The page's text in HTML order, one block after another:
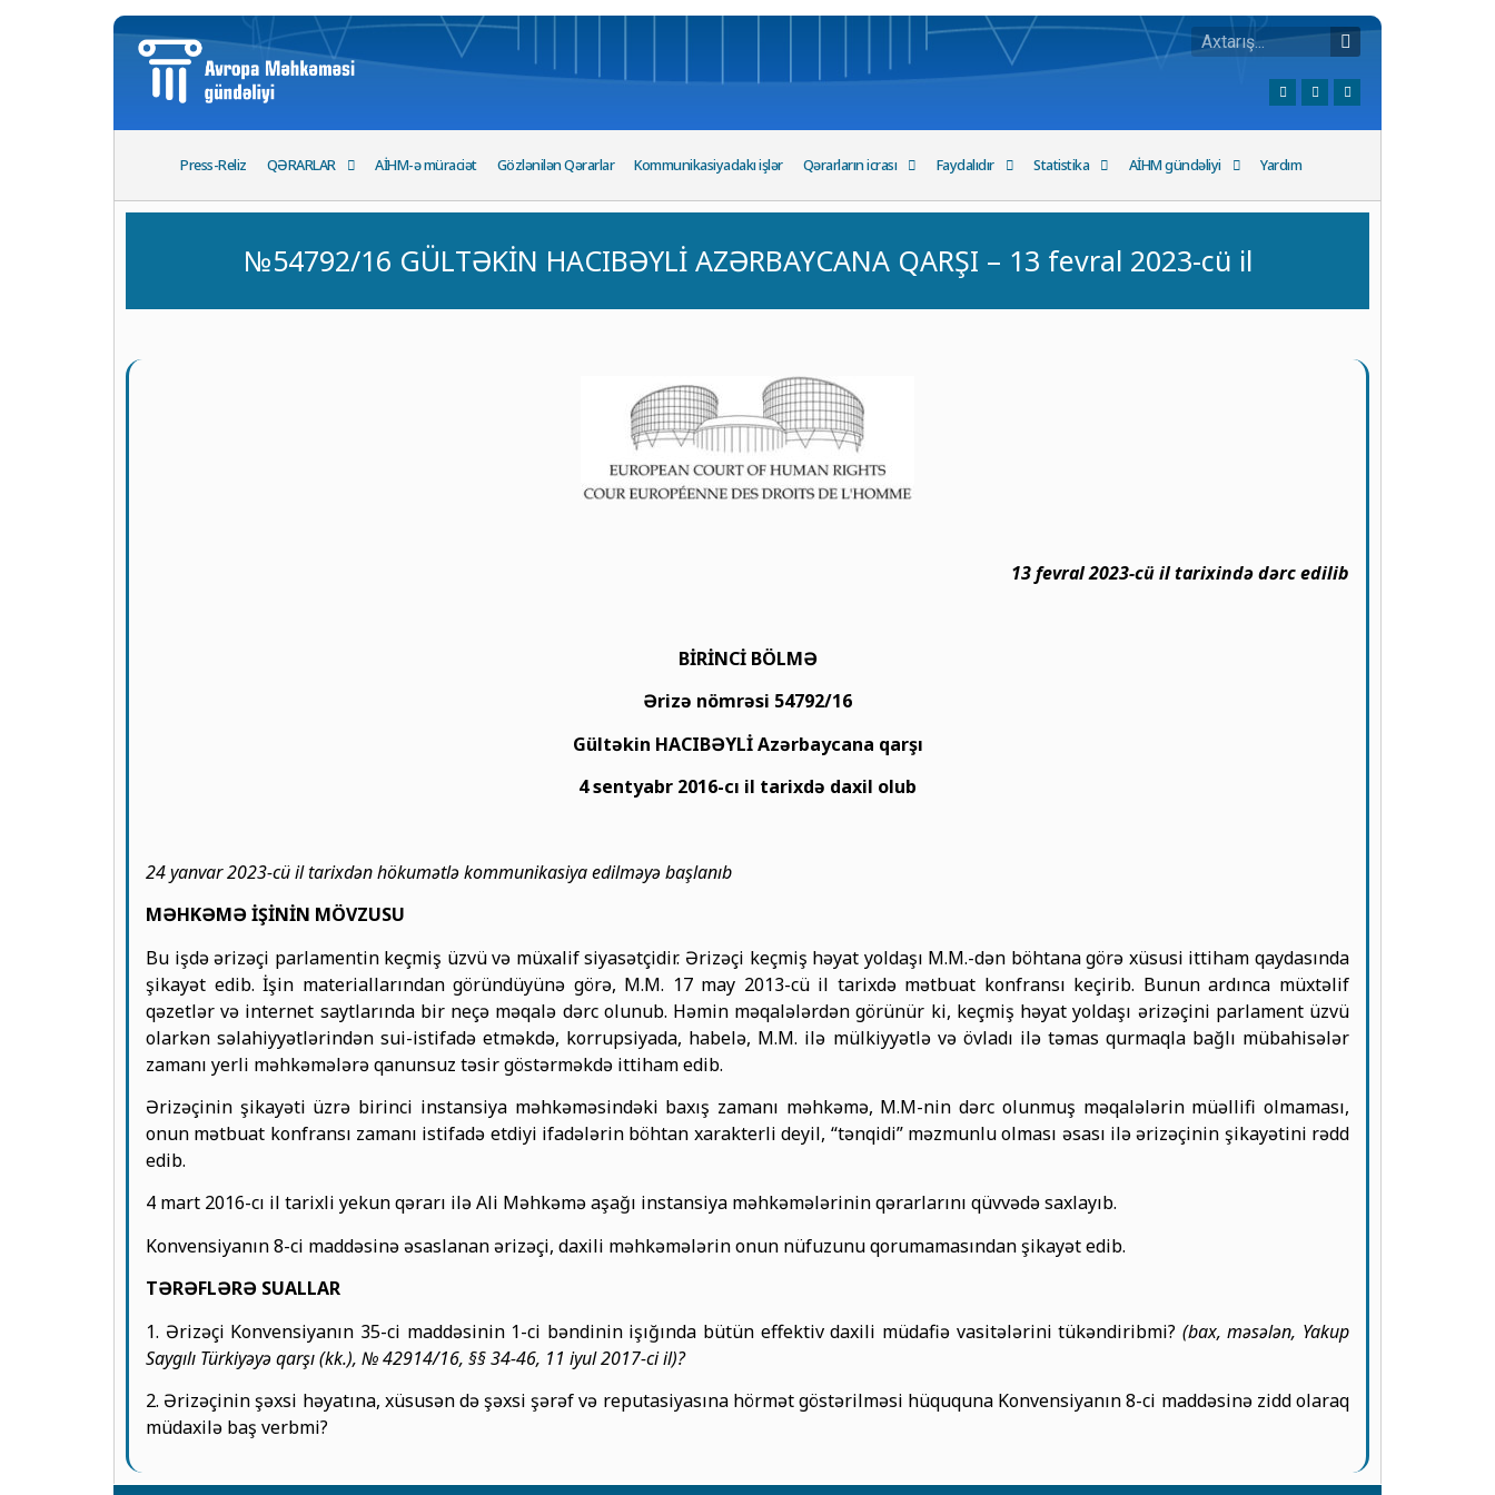
Press-Reliz QƏRARLAR AİHM-ə müraciət Gözlənilən Qərarlar Kommunikasiyadakı işlər Qərarların icrası Faydalıdır Statistika AİHM gündəliyi Yardım
№54792/16 GÜLTƏKİN HACIBƏYLİ AZƏRBAYCANA QARŞI – 13 fevral 2023-cü il
13 fevral 2023-cü il tarixində dərc edilib
BİRİNCİ BÖLMƏ
Ərizə nömrəsi 54792/16
Gültəkin HACIBƏYLİ Azərbaycana qarşı
4 sentyabr 2016-cı il tarixdə daxil olub
24 yanvar 2023-cü il tarixdən hökumətlə kommunikasiya edilməyə başlanıb
MƏHKƏMƏ İŞİNİN MÖVZUSU
Bu işdə ərizəçi parlamentin keçmiş üzvü və müxalif siyasətçidir. Ərizəçi keçmiş həyat yoldaşı M.M.-dən böhtana görə xüsusi ittiham qaydasında
şikayət edib. İşin materiallarından göründüyünə görə, M.M. 17 may 2013-cü il tarixdə mətbuat konfransı keçirib. Bunun ardınca müxtəlif
qəzetlər və internet saytlarında bir neçə məqalə dərc olunub. Həmin məqalələrdən görünür ki, keçmiş həyat yoldaşı ərizəçini parlament üzvü
olarkən səlahiyyətlərindən sui-istifadə etməkdə, korrupsiyada, habelə, M.M. ilə mülkiyyətlə və övladı ilə təmas qurmaqla bağlı mübahisələr
zamanı yerli məhkəmələrə qanunsuz təsir göstərməkdə ittiham edib.
Ərizəçinin şikayəti üzrə birinci instansiya məhkəməsindəki baxış zamanı məhkəmə, M.M-nin dərc olunmuş məqalələrin müəllifi olmaması,
onun mətbuat konfransı zamanı istifadə etdiyi ifadələrin böhtan xarakterli deyil, “tənqidi” məzmunlu olması əsası ilə ərizəçinin şikayətini rədd
edib.
4 mart 2016-cı il tarixli yekun qərarı ilə Ali Məhkəmə aşağı instansiya məhkəmələrinin qərarlarını qüvvədə saxlayıb.
Konvensiyanın 8-ci maddəsinə əsaslanan ərizəçi, daxili məhkəmələrin onun nüfuzunu qorumamasından şikayət edib.
TƏRƏFLƏRƏ SUALLAR
1. Ərizəçi Konvensiyanın 35-ci maddəsinin 1-ci bəndinin işığında bütün effektiv daxili müdafiə vasitələrini tükəndiribmi? (bax, məsələn, Yakup
Saygılı Türkiyəyə qarşı (kk.), № 42914/16, §§ 34-46, 11 iyul 2017-ci il)?
2. Ərizəçinin şəxsi həyatına, xüsusən də şəxsi şərəf və reputasiyasına hörmət göstərilməsi hüququna Konvensiyanın 8-ci maddəsinə zidd olaraq
müdaxilə baş verbmi?